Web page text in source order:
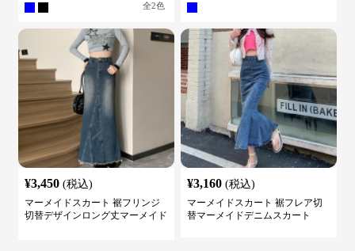
全2色
¥3,450 (税込)
マーメイドスカート 裾フリンジ
切替デザインロング丈マーメイド
¥3,160 (税込)
マーメイドスカート 裾フレア切
替マーメイドデニムスカート